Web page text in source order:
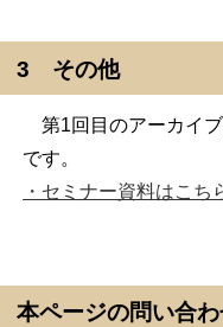
3 その他
第1回目のアーカイ
です。
・セミナー資料はこち
本ページの問い合